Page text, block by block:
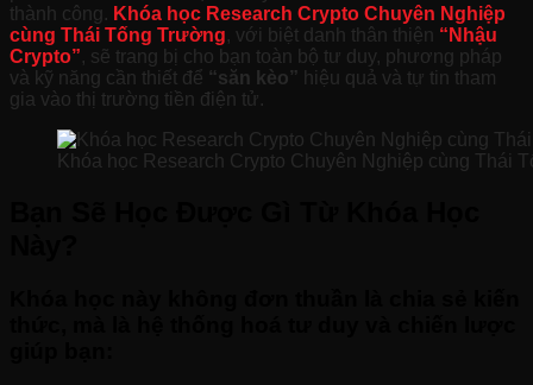
thành công. Khóa học Research Crypto Chuyên Nghiệp
cùng Thái Tống Trường, với biệt danh thân thiện “Nhậu
Crypto”, sẽ trang bị cho bạn toàn bộ tư duy, phương pháp
và kỹ năng cần thiết để “săn kèo” hiệu quả và tự tin tham
gia vào thị trường tiền điện tử.
Khóa học Research Crypto Chuyên Nghiệp cùng Thái